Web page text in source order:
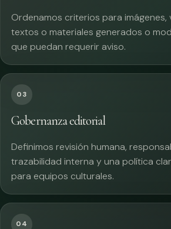
Ordenamos criterios para imágenes,
textos o materiales generados o
que puedan requerir aviso.
03
Gobernanza editorial
Definimos revisión humana,
trazabilidad interna y una política
para equipos culturales.
04